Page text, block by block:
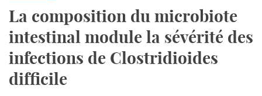
La composition du microbiote
intestinal module la sévérité des
infections de Clostridioides
difficile